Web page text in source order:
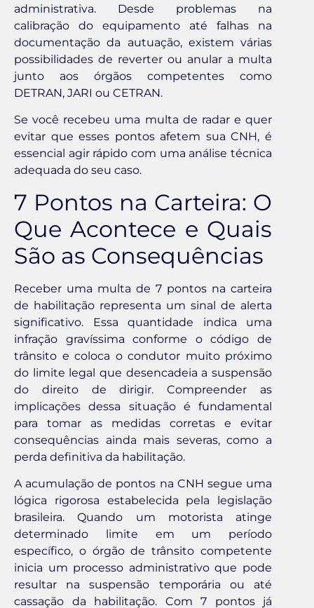
administrativa. Desde problemas na
calibração do equipamento até falhas na
documentação da autuação, existem várias
possibilidades de reverter ou anular a multa
junto aos órgãos competentes como
DETRAN, JARI ou CETRAN.
Se você recebeu uma multa de radar e quer
evitar que esses pontos afetem sua CNH, é
essencial agir rápido com uma análise técnica
adequada do seu caso.
7 Pontos na Carteira: O
Que Acontece e Quais
São as Consequências
Receber uma multa de 7 pontos na carteira
de habilitação representa um sinal de alerta
significativo. Essa quantidade indica uma
infração gravíssima conforme o código de
trânsito e coloca o condutor muito próximo
do limite legal que desencadeia a suspensão
do direito de dirigir. Compreender as
implicações dessa situação é fundamental
para tomar as medidas corretas e evitar
consequências ainda mais severas, como a
perda definitiva da habilitação.
A acumulação de pontos na CNH segue uma
lógica rigorosa estabelecida pela legislação
brasileira. Quando um motorista atinge
determinado limite em um período
específico, o órgão de trânsito competente
inicia um processo administrativo que pode
resultar na suspensão temporária ou até
cassação da habilitação. Com 7 pontos já